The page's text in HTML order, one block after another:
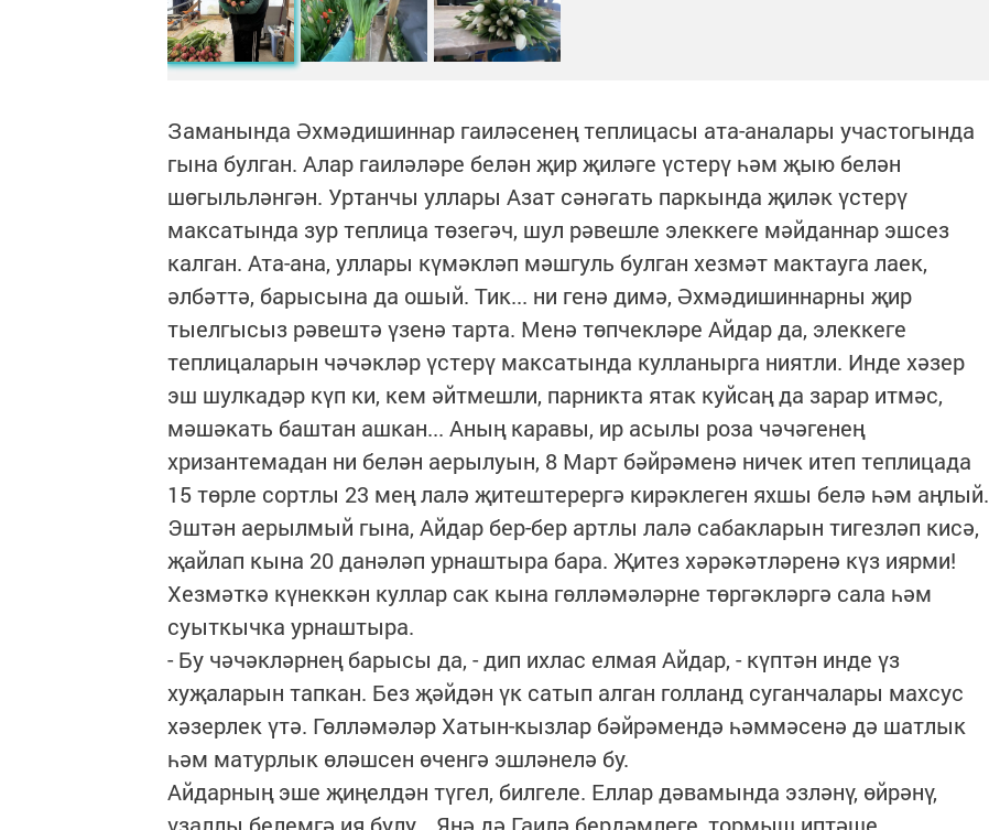
Заманында Әхмәдишиннар гаиләсенең теплицасы ата-аналары участогында
гына булган. Алар гаиләләре белән җир җиләге үстерү һәм җыю белән
шөгыльләнгән. Уртанчы уллары Азат сәнәгать паркында җиләк үстерү
максатында зур теплица төзегәч, шул рәвешле элеккеге мәйданнар эшсез
калган. Ата-ана, уллары күмәкләп мәшгуль булган хезмәт мактауга лаек,
әлбәттә, барысына да ошый. Тик... ни генә димә, Әхмәдишиннарны җир
тыелгысыз рәвештә үзенә тарта. Менә төпчекләре Айдар да, элеккеге
теплицаларын чәчәкләр үстерү максатында кулланырга ниятли. Инде хәзер
эш шулкадәр күп ки, кем әйтмешли, парникта ятак куйсаң да зарар итмәс,
мәшәкать баштан ашкан... Аның каравы, ир асылы роза чәчәгенең
хризантемадан ни белән аерылуын, 8 Март бәйрәменә ничек итеп теплицада
15 төрле сортлы 23 мең лалә җитештерергә кирәклеген яхшы белә һәм аңлый.
Эштән аерылмый гына, Айдар бер-бер артлы лалә сабакларын тигезләп кисә,
җайлап кына 20 данәләп урнаштыра бара. Җитез хәрәкәтләренә күз иярми!
Хезмәткә күнеккән куллар сак кына гөлләмәләрне төргәкләргә сала һәм
суыткычка урнаштыра.
- Бу чәчәкләрнең барысы да, - дип ихлас елмая Айдар, - күптән инде үз
хуҗаларын тапкан. Без җәйдән үк сатып алган голланд суганчалары махсус
хәзерлек үтә. Гөлләмәләр Хатын-кызлар бәйрәмендә һәммәсенә дә шатлык
һәм матурлык өләшсен өченгә эшләнелә бу.
Айдарның эше җиңелдән түгел, билгеле. Еллар дәвамында эзләнү, өйрәнү,